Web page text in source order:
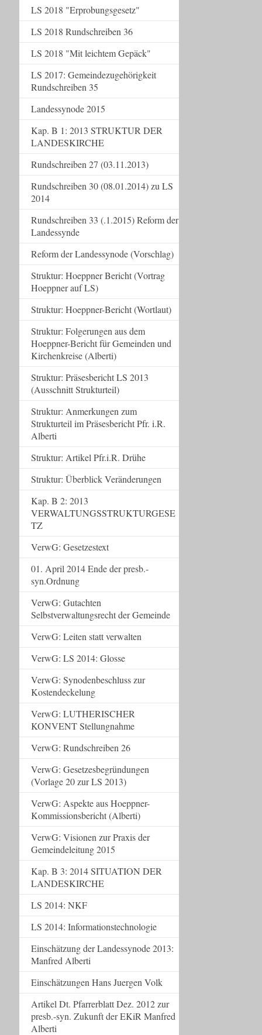
LS 2018 "Erprobungsgesetz"
LS 2018 Rundschreiben 36
LS 2018 "Mit leichtem Gepäck"
LS 2017: Gemeindezugehörigkeit
Rundschreiben 35
Landessynode 2015
Kap. B 1: 2013 STRUKTUR DER
LANDESKIRCHE
Rundschreiben 27 (03.11.2013)
Rundschreiben 30 (08.01.2014) zu LS
2014
Rundschreiben 33 (.1.2015) Reform der
Landessynde
Reform der Landessynode (Vorschlag)
Struktur: Hoeppner Bericht (Vortrag
Hoeppner auf LS)
Struktur: Hoeppner-Bericht (Wortlaut)
Struktur: Folgerungen aus dem
Hoeppner-Bericht für Gemeinden und
Kirchenkreise (Alberti)
Struktur: Präsesbericht LS 2013
(Ausschnitt Strukturteil)
Struktur: Anmerkungen zum
Strukturteil im Präsesbericht Pfr. i.R.
Alberti
Struktur: Artikel Pfr.i.R. Drühe
Struktur: Überblick Veränderungen
Kap. B 2: 2013
VERWALTUNGSSTRUKTURGESE
TZ
VerwG: Gesetzestext
01. April 2014 Ende der presb.-
syn.Ordnung
VerwG: Gutachten
Selbstverwaltungsrecht der Gemeinde
VerwG: Leiten statt verwalten
VerwG: LS 2014: Glosse
VerwG: Synodenbeschluss zur
Kostendeckelung
VerwG: LUTHERISCHER
KONVENT Stellungnahme
VerwG: Rundschreiben 26
VerwG: Gesetzesbegründungen
(Vorlage 20 zur LS 2013)
VerwG: Aspekte aus Hoeppner-
Kommissionsbericht (Alberti)
VerwG: Visionen zur Praxis der
Gemeindeleitung 2015
Kap. B 3: 2014 SITUATION DER
LANDESKIRCHE
LS 2014: NKF
LS 2014: Informationstechnologie
Einschätzung der Landessynode 2013:
Manfred Alberti
Einschätzungen Hans Juergen Volk
Artikel Dt. Pfarrerblatt Dez. 2012 zur
presb.-syn. Zukunft der EKiR Manfred
Alberti